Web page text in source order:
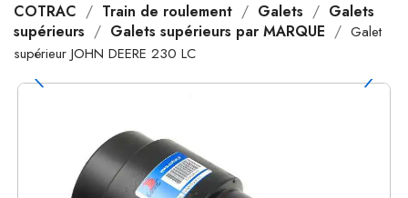
COTRAC Train de roulement Galets
Galets
supérieurs
Galets supérieurs par MARQUE
Galet
supérieur JOHN DEERE 230 LC